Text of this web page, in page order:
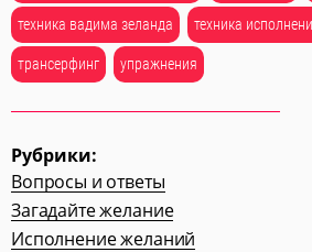
техника вадима зеланда техника
трансерфинг упражнения
Рубрики:
Вопросы и ответы
Загадайте желание
Исполнение желаний